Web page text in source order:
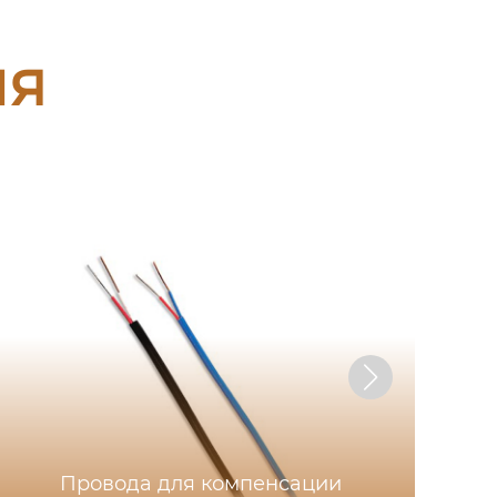
Провода для компенсации